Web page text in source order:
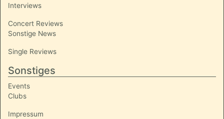
Interviews
Concert Reviews
Sonstige News
Single Reviews
Sonstiges
Events
Clubs
Impressum